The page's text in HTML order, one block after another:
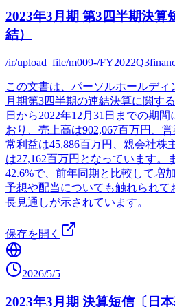
2023年3月期 第3四半期決算
結）
/ir/upload_file/m009-/
この文書は、パーソルホールディ
月期第3四半期の連結決算に関す
日から2022年12月31日までの期
おり、売上高は902,067百万円、
常利益は45,886百万円、親会社株
は27,162百万円となっています。
42.6%で、前年同期と比較して増
予想や配当についても触れられ
長見通しが示されています。
保存を開く
2026/5/5
2023年3月期 決算短信〔日本